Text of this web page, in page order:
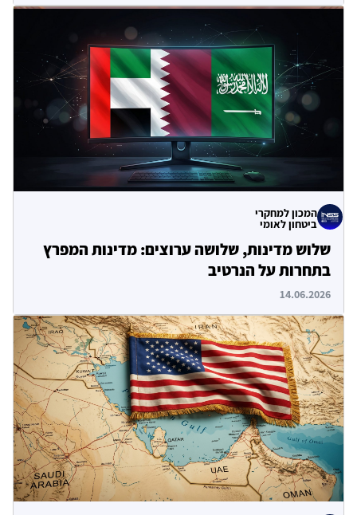
המכון למחקרי
ביטחון לאומי
שלוש מדינות, שלושה ערוצים: מדינות המפרץ
בתחרות על הנרטיב
14.06.2026